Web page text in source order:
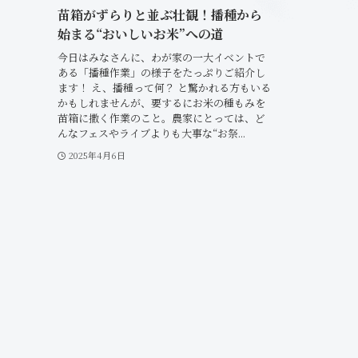
苗箱がずらりと並ぶ壮観！播種から
始まる“おいしいお米”への道
今日はみなさんに、わが家の一大イベントで
ある「播種作業」の様子をたっぷりご紹介し
ます！ え、播種って何？ と驚かれる方もいる
かもしれませんが、要するにお米の種もみを
苗箱に撒く作業のこと。農家にとっては、ど
んなフェスやライブよりも大事な“お祭...
2025年4月6日